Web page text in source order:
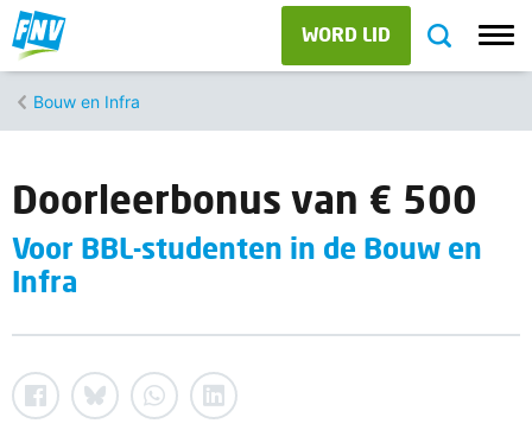
WORD LID
Bouw en Infra
Doorleerbonus van € 500
Voor BBL-studenten in de Bouw en
Infra